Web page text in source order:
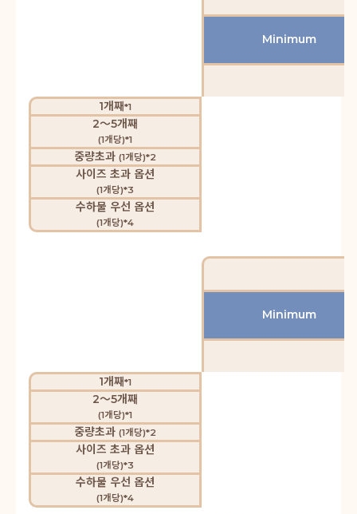
Minimum
1개째*1
2～5개째
(1개당)*1
중량초과 (1개당)*2
사이즈 초과 옵션
(1개당)*3
수하물 우선 옵션
(1개당)*4
Minimum
1개째*1
2～5개째
(1개당)*1
중량초과 (1개당)*2
사이즈 초과 옵션
(1개당)*3
수하물 우선 옵션
(1개당)*4